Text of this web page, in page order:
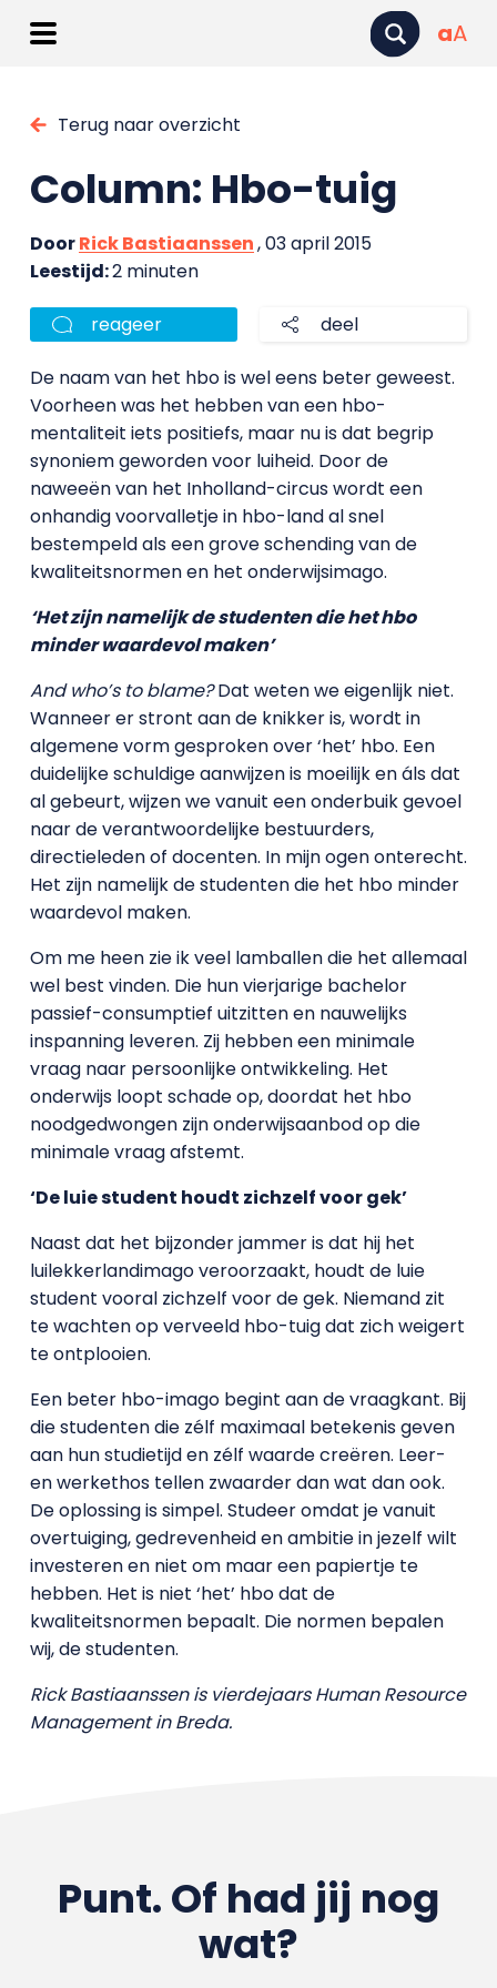
aA
Terug naar overzicht
Column: Hbo-tuig
DoorRick Bastiaanssen, 03 april 2015
Leestijd:2 minuten
reageer deel
De naam van het hbo is wel eens beter geweest.
Voorheen was het hebben van een hbo-
mentaliteit iets positiefs, maar nu is dat begrip
synoniem geworden voor luiheid. Door de
naweeën van het Inholland-circus wordt een
onhandig voorvalletje in hbo-land al snel
bestempeld als een grove schending van de
kwaliteitsnormen en het onderwijsimago.
‘Het zijn namelijk de studenten die het hbo
minder waardevol maken’
And who’s to blame?Dat weten we eigenlijk niet.
Wanneer er stront aan de knikker is, wordt in
algemene vorm gesproken over ‘het’ hbo. Een
duidelijke schuldige aanwijzen is moeilijk en áls dat
al gebeurt, wijzen we vanuit een onderbuik gevoel
naar de verantwoordelijke bestuurders,
directieleden of docenten. In mijn ogen onterecht.
Het zijn namelijk de studenten die het hbo minder
waardevol maken.
Om me heen zie ik veel lamballen die het allemaal
wel best vinden. Die hun vierjarige bachelor
passief-consumptief uitzitten en nauwelijks
inspanning leveren. Zij hebben een minimale
vraag naar persoonlijke ontwikkeling. Het
onderwijs loopt schade op, doordat het hbo
noodgedwongen zijn onderwijsaanbod op die
minimale vraag afstemt.
‘De luie student houdt zichzelf voor gek’
Naast dat het bijzonder jammer is dat hij het
luilekkerlandimago veroorzaakt, houdt de luie
student vooral zichzelf voor de gek. Niemand zit
te wachten op verveeld hbo-tuig dat zich weigert
te ontplooien.
Een beter hbo-imago begint aan de vraagkant. Bij
die studenten die zélf maximaal betekenis geven
aan hun studietijd en zélf waarde creëren. Leer-
en werkethos tellen zwaarder dan wat dan ook.
De oplossing is simpel. Studeer omdat je vanuit
overtuiging, gedrevenheid en ambitie in jezelf wilt
investeren en niet om maar een papiertje te
hebben. Het is niet ‘het’ hbo dat de
kwaliteitsnormen bepaalt. Die normen bepalen
wij, de studenten.
Rick Bastiaanssen is vierdejaars Human Resource
Management in Breda.
Punt. Of had jij nog
wat?